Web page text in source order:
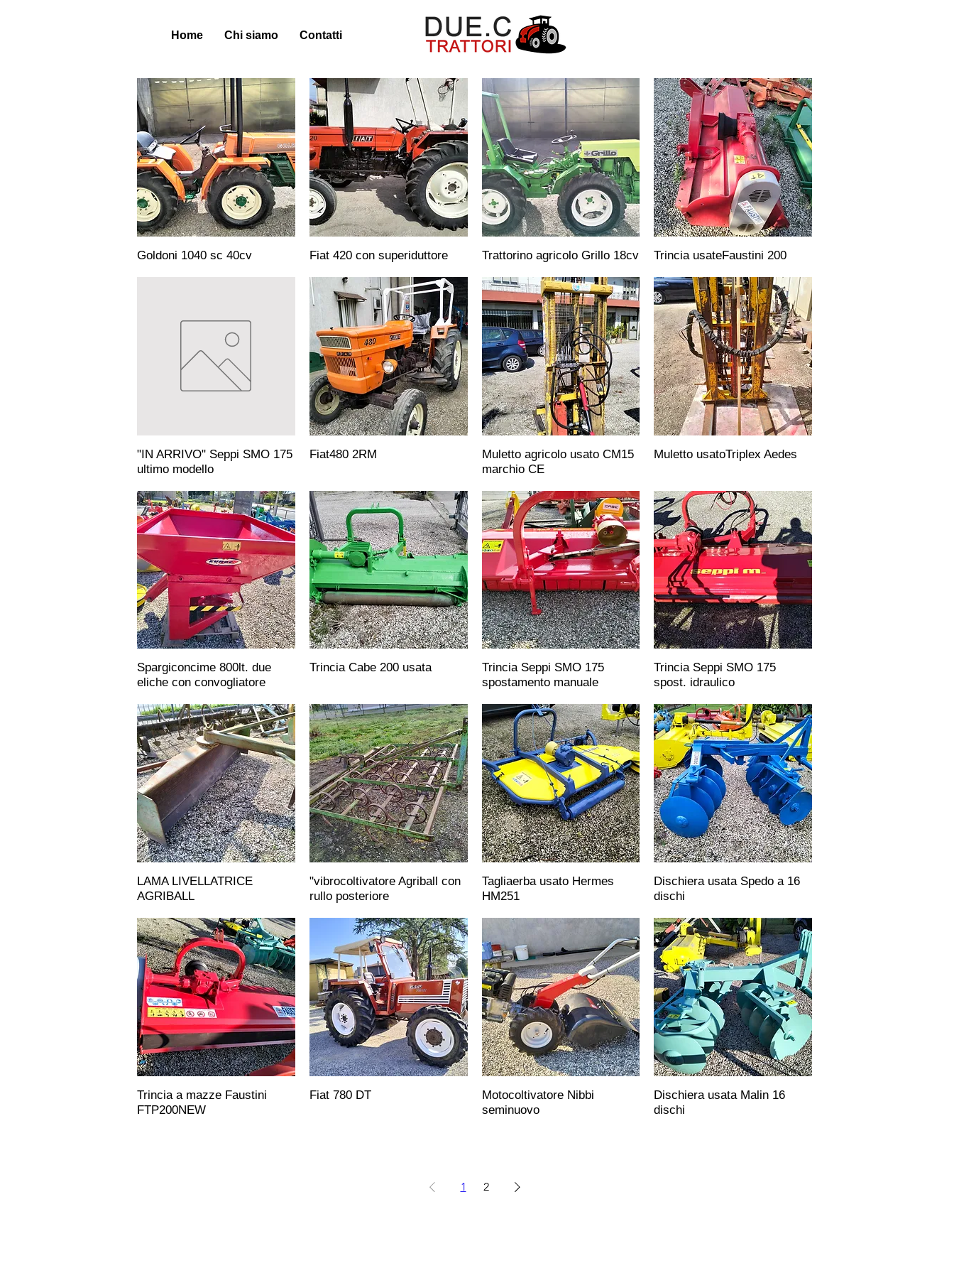
Home Chi siamo Contatti
Goldoni 1040 sc 40cv Fiat 420 con superiduttore Trattorino agricolo Grillo 18cv Trincia usateFaustini 200
"IN ARRIVO" Seppi SMO 175
ultimo modello
Fiat480 2RM
Muletto agricolo usato CM15
marchio CE
Muletto usatoTriplex Aedes
Spargiconcime 800lt. due
eliche con convogliatore
Trincia Cabe 200 usata
Trincia Seppi SMO 175
spostamento manuale
Trincia Seppi SMO 175
spost. idraulico
LAMA LIVELLATRICE
AGRIBALL
"vibrocoltivatore Agriball con
rullo posteriore
Tagliaerba usato Hermes
HM251
Dischiera usata Spedo a 16
dischi
Trincia a mazze Faustini
FTP200NEW
Fiat 780 DT
Motocoltivatore Nibbi
seminuovo
Dischiera usata Malin 16
dischi
1 2